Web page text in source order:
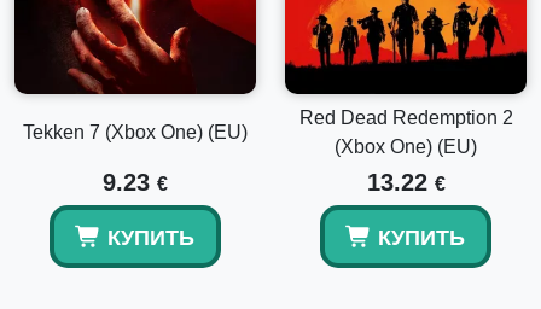
Tekken 7 (Xbox One) (EU)
9.23 €
КУПИТЬ
Red Dead Redemption 2
(Xbox One) (EU)
13.22 €
КУПИТЬ